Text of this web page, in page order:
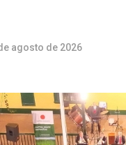
agosto de 2026